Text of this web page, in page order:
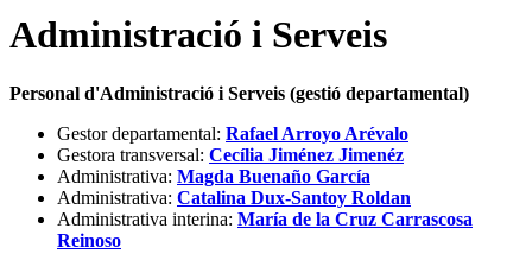
Administració i Serveis
Personal d'Administració i Serveis (gestió departamental)
Gestor departamental: Rafael Arroyo Arévalo
Gestora transversal: Cecília Jiménez Jimenéz
Administrativa: Magda Buenaño García
Administrativa: Catalina Dux-Santoy Roldan
Administrativa interina: María de la Cruz Carrascosa
Reinoso